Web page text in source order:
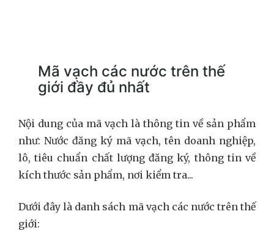
Mã vạch các nước trên thế
giới đầy đủ nhất
Nội dung của mã vạch là thông tin về sản phẩm
như: Nước đăng ký mã vạch, tên doanh nghiệp,
lô, tiêu chuẩn chất lượng đăng ký, thông tin về
kích thước sản phẩm, nơi kiểm tra...
Dưới đây là danh sách mã vạch các nước trên thế
giới: